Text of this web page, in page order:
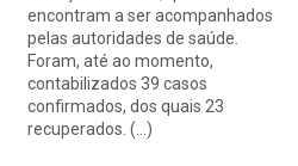
encontram a ser acompanhados
pelas autoridades de saúde.
Foram, até ao momento,
contabilizados 39 casos
confirmados, dos quais 23
recuperados. (...)